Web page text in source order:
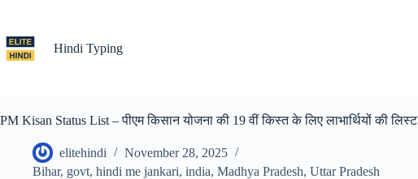
content
Hindi Typing
PM Kisan Status List – पीएम किसान योजना की 19 वीं किस्त के लिए लाभार्थियों की लिस्ट
elitehindi
November 28, 2025
Bihar, govt, hindi me jankari, india, Madhya Pradesh, Uttar Pradesh